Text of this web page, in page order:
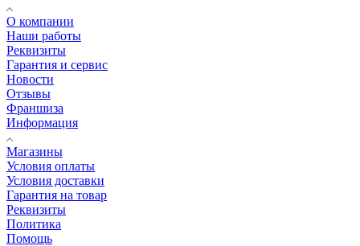
О компании
Наши работы
Реквизиты
Гарантия и сервис
Новости
Отзывы
Франшиза
Информация
Магазины
Условия оплаты
Условия доставки
Гарантия на товар
Реквизиты
Политика
Помощь